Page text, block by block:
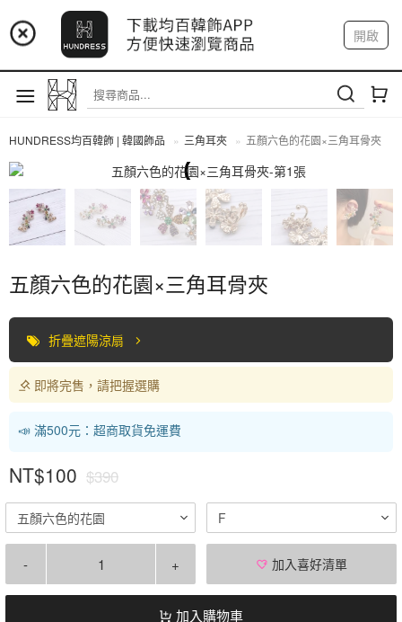
📢 市集預告：9/4-9/6 淡水捷運站
📢 市集預告：9/12-9/13 八里海巡基地
📢 市集預告：8/22-8/23 桃園青埔置地廣場
開啟
註冊 我的帳戶
HUNDRESS均百韓飾 | 韓國飾品 三角耳夾 五顏六色的花園×三角耳骨夾
五顏六色的花園×三角耳骨夾
折疊遮陽涼扇
即將完售，請把握選購
📣 滿500元：超商取貨免運費
NT$100 $390
五顏六色的花園 F
- + 加入喜好清單
加入購物車